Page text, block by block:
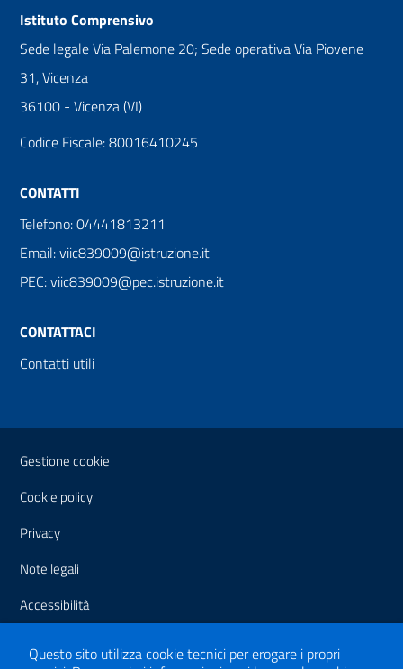
Istituto Comprensivo
Sede legale Via Palemone 20; Sede operativa Via Piovene
31, Vicenza
36100 - Vicenza (VI)
Codice Fiscale: 80016410245
CONTATTI
Telefono: 04441813211
Email: viic839009@istruzione.it
PEC: viic839009@pec.istruzione.it
CONTATTACI
Contatti utili
Gestione cookie
Cookie policy
Privacy
Note legali
Accessibilità
Questo sito utilizza cookie tecnici per erogare i propri